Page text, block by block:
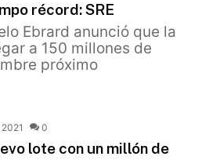
récord: SRE
Ebrard anunció que la
a 150 millones de
próximo
0
lote con un millón de